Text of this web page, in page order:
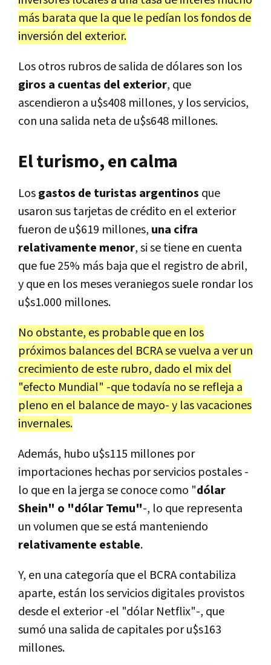
más barata que la que le pedían los fondos de
inversión del exterior.
Los otros rubros de salida de dólares son los
giros a cuentas del exterior, que
ascendieron a u$s408 millones, y los servicios,
con una salida neta de u$s648 millones.
El turismo, en calma
Losgastos de turistas argentinos que
usaron sus tarjetas de crédito en el exterior
fueron de u$619 millones, una cifra
relativamente menor, si se tiene en cuenta
que fue 25% más baja que el registro de abril,
y que en los meses veraniegos suele rondar los
u$s1.000 millones.
No obstante, es probable que en los
próximos balances del BCRA se vuelva a ver un
crecimiento de este rubro, dado el mix del
"efecto Mundial" -que todavía no se refleja a
pleno en el balance de mayo- y las vacaciones
invernales.
Además, hubo u$s115 millones por
importaciones hechas por servicios postales -
lo que en la jerga se conoce como "dólar
Shein" o "dólar Temu"-, lo que representa
un volumen que se está manteniendo
relativamente estable.
Y, en una categoría que el BCRA contabiliza
aparte, están los servicios digitales provistos
desde el exterior -el "dólar Netflix"-, que
sumó una salida de capitales por u$s163
millones.